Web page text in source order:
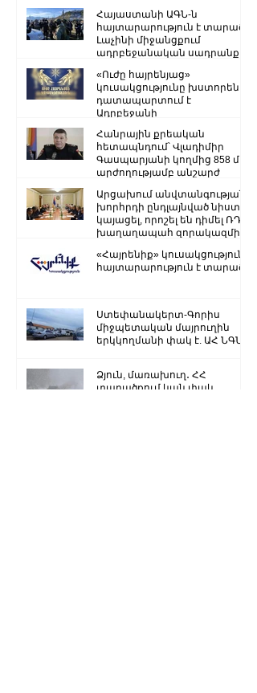
Հայաստանի ԱԳՆ-ն
հայտարարություն է տարածել
Լաչինի միջանցքում
ադրբեջանական սադրանքի
«Ուժը հայրենյաց»
կուսակցությունը խստորեն
դատապարտում է
Ադրբեջանի
ղեկավարության.
Հանրային քրեական
հետապնդում՝ Վլադիմիր
Գասպարյանի կողմից 858 մլն
արժողությամբ անշարժ
Արցախում անվտանգության
խորհրդի ընդլայնված նիստ է
կայացել, որոշել են դիմել ՌԴ
խաղաղապահ զորակազմի ...
«Հայրենիք» կուսակցությունը
հայտարարություն է տարածել
Ստեփանակերտ-Գորիս
միջպետական մայրուղին
երկկողմանի փակ է. ԱՀ ՆԳՆ
Ձյուն, մառախուղ․ ՀՀ
տարածքում կան փակ